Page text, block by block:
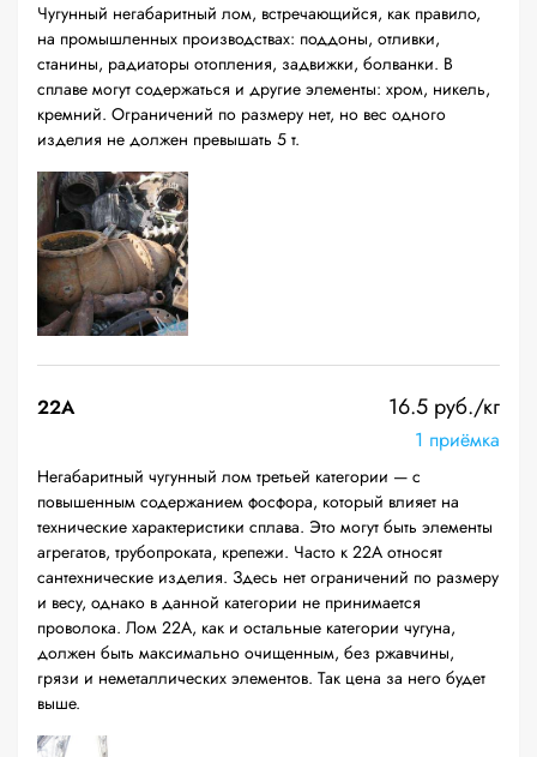
Чугунный негабаритный лом, встречающийся, как правило,
на промышленных производствах: поддоны, отливки,
станины, радиаторы отопления, задвижки, болванки. В
сплаве могут содержаться и другие элементы: хром, никель,
кремний. Ограничений по размеру нет, но вес одного
изделия не должен превышать 5 т.
22A 16.5 руб./кг
1 приёмка
Негабаритный чугунный лом третьей категории — с
повышенным содержанием фосфора, который влияет на
технические характеристики сплава. Это могут быть элементы
агрегатов, трубопроката, крепежи. Часто к 22А относят
сантехнические изделия. Здесь нет ограничений по размеру
и весу, однако в данной категории не принимается
проволока. Лом 22А, как и остальные категории чугуна,
должен быть максимально очищенным, без ржавчины,
грязи и неметаллических элементов. Так цена за него будет
выше.